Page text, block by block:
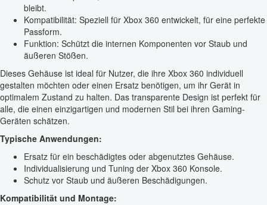
bleibt.
Kompatibilität: Speziell für Xbox 360 entwickelt, für eine perfekte
Passform.
Funktion: Schützt die internen Komponenten vor Staub und
äußeren Stößen.
Dieses Gehäuse ist ideal für Nutzer, die ihre Xbox 360 individuell
gestalten möchten oder einen Ersatz benötigen, um ihr Gerät in
optimalem Zustand zu halten. Das transparente Design ist perfekt für
alle, die einen einzigartigen und modernen Stil bei ihren Gaming-
Geräten schätzen.
Typische Anwendungen:
Ersatz für ein beschädigtes oder abgenutztes Gehäuse.
Individualisierung und Tuning der Xbox 360 Konsole.
Schutz vor Staub und äußeren Beschädigungen.
Kompatibilität und Montage: